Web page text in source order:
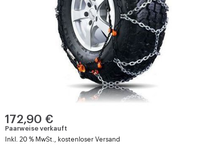
172,90 €
Paarweise verkauft
Inkl. 20 % MwSt., kostenloser Versand